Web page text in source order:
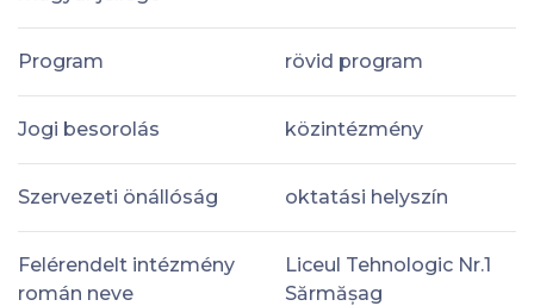
Program rövid program
Jogi besorolás közintézmény
Szervezeti önállóság oktatási helyszín
Felérendelt intézmény
román neve
Liceul Tehnologic Nr.1
Sărmășag